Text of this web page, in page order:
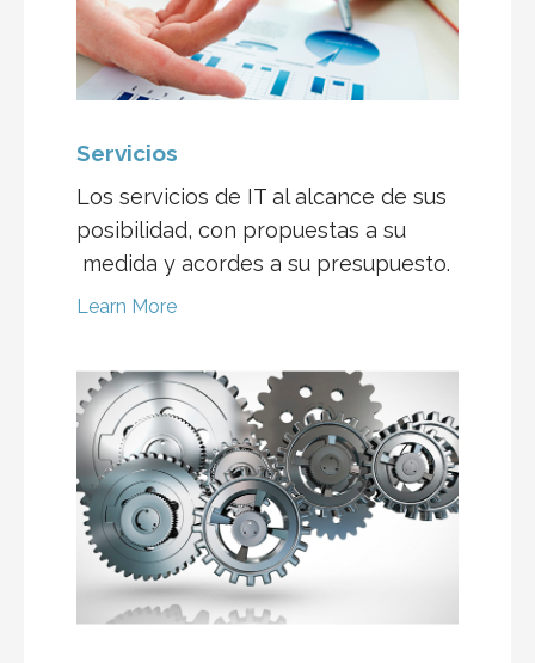
Servicios
Los servicios de IT al alcance de sus
posibilidad, con propuestas a su
medida y acordes a su presupuesto.
Learn More